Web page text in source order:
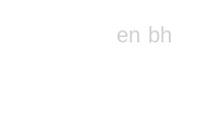
en bh